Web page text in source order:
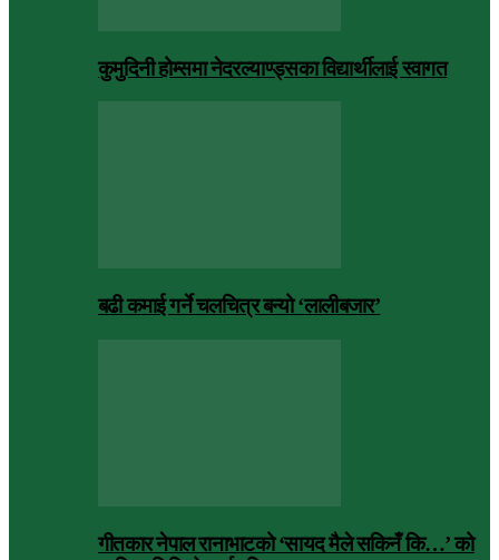
कुमुदिनी होम्समा नेदरल्याण्ड्सका विद्यार्थीलाई स्वागत
बढी कमाई गर्ने चलचित्र बन्यो ‘लालीबजार’
गीतकार नेपाल रानाभाटको ‘सायद मैले सकिनँ कि…’ को